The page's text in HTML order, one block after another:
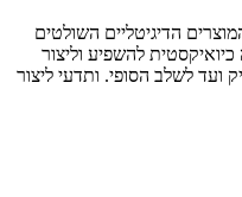
הדיגיטליים השולטים
להשפיע וליצור
ועד לשלב הסופי. ותדעי ליצור